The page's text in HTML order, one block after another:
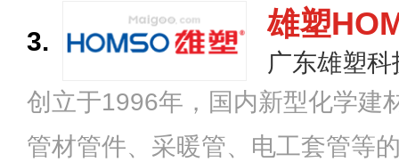
千种产品，年生产能力逾数百万
先推出Z-HOME系统，是国内产
塑料管道专业生产企业之一。
3. 雄塑
广东雄塑
创立于1996年，国内新型化学建
管材管件、采暖管、电工套管等